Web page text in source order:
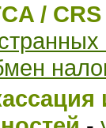
/ CRS